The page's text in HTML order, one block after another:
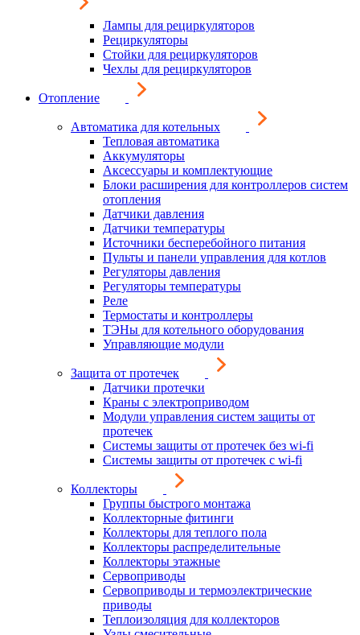
Лампы для рециркуляторов
Рециркуляторы
Стойки для рециркуляторов
Чехлы для рециркуляторов
Отопление
Автоматика для котельных
Тепловая автоматика
Аккумуляторы
Аксессуары и комплектующие
Блоки расширения для контроллеров систем
отопления
Датчики давления
Датчики температуры
Источники бесперебойного питания
Пульты и панели управления для котлов
Регуляторы давления
Регуляторы температуры
Реле
Термостаты и контроллеры
ТЭНы для котельного оборудования
Управляющие модули
Защита от протечек
Датчики протечки
Краны с электроприводом
Модули управления систем защиты от
протечек
Системы защиты от протечек без wi-fi
Системы защиты от протечек с wi-fi
Коллекторы
Группы быстрого монтажа
Коллекторные фитинги
Коллекторы для теплого пола
Коллекторы распределительные
Коллекторы этажные
Сервоприводы
Сервоприводы и термоэлектрические
приводы
Теплоизоляция для коллекторов